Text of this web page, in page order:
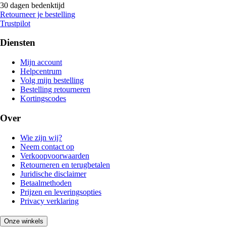
30 dagen bedenktijd
Retourneer je bestelling
Trustpilot
Diensten
Mijn account
Helpcentrum
Volg mijn bestelling
Bestelling retourneren
Kortingscodes
Over
Wie zijn wij?
Neem contact op
Verkoopvoorwaarden
Retourneren en terugbetalen
Juridische disclaimer
Betaalmethoden
Prijzen en leveringsopties
Privacy verklaring
Onze winkels